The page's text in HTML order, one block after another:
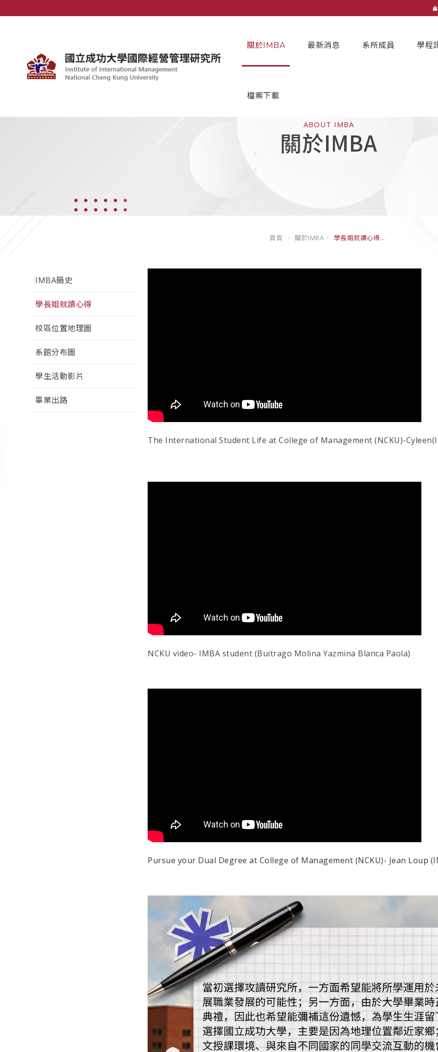
關於IMBA 最新消息 系所成員 學程
檔案下載
ABOUT IMBA
關於IMBA
首頁 關於IMBA 學長姐就讀心得...
IMBA簡史
學長姐就讀心得
校區位置地理圖
系館分布圖
學生活動影片
畢業出路
The International Student Life at College of Management (NCKU)-
NCKU video- IMBA student (Buitrago Molina Yazmina Blanca Paola)
Pursue your Dual Degree at College of Management (NCKU)- Jean Loup